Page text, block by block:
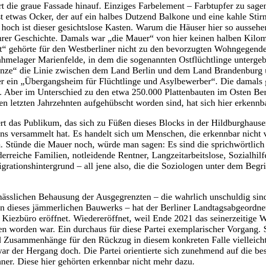
die graue Fassade hinauf. Einziges Farbelement – Farbtupfer zu
etwas Ocker, der auf ein halbes Dutzend Balkone und eine kahle
ist dieser gesichtslose Kasten. Warum die Häuser hier so
Geschichte. Damals war „die Mauer“ von hier keinen halben
gehörte für den Westberliner nicht zu den bevorzugten
Marienfelde, in dem die sogenannten Ostflüchtlinge
die Linie zwischen dem Land Berlin und dem Land Brandenburg
ein „Übergangsheim für Flüchtlinge und Asylbewerber“. Die damals
Aber im Unterschied zu den etwa 250.000 Plattenbauten im Osten
letzten Jahrzehnten aufgehübscht worden sind, hat sich hier
das Publikum, das sich zu Füßen dieses Blocks in der
versammelt hat. Es handelt sich um Menschen, die erkennbar nicht
Stünde die Mauer noch, würde man sagen: Es sind die sprichwörtlich
Familien, notleidende Rentner, Langzeitarbeitslose,
– all jene also, die die Soziologen unter dem
Behausung der Ausgegrenzten – die wahrlich unschuldig
dieses jämmerlichen Bauwerks – hat der Berliner
eröffnet. Wiedereröffnet, weil Ende 2021 das seinerzeitige
worden war. Ein durchaus für diese Partei exemplarischer Vorgang.
für den Rückzug in diesem konkreten Falle
der Hergang doch. Die Partei orientierte sich zunehmend auf die
Diese hier gehörten erkennbar nicht mehr dazu.